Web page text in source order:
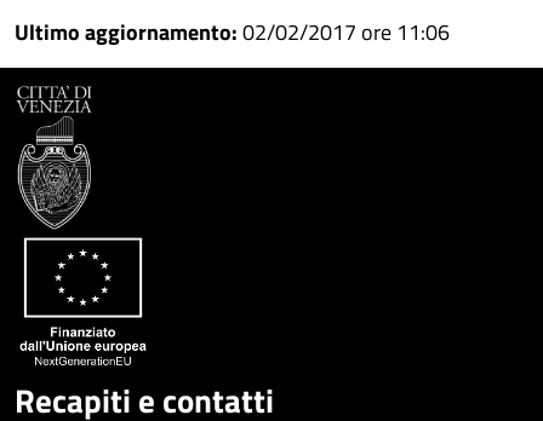
su
Facebook
Condividi
su
Condividi
Ultimo aggiornamento:02/02/2017 ore 11:06
Recapiti e contatti